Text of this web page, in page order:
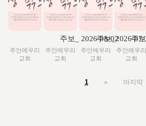
주보_ 2026-08-02
주안에우리
교회
주보_2026-
주안에우리
교회
주
주안에우리
교회
주안에우리
교회
1 » 마지막